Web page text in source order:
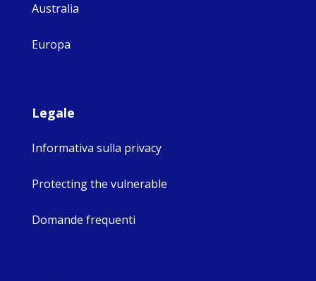
Australia
Europa
Legale
Informativa sulla privacy
Protecting the vulnerable
Domande frequenti